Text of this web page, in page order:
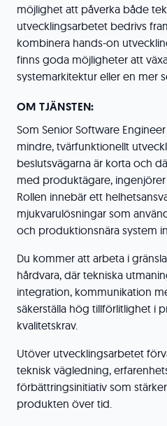
möjlighet att påverka både
utvecklingsarbetet bedrivs
kombinera hands-on
finns goda möjligheter att
systemarkitektur eller en mer
OM TJÄNSTEN:
Som Senior Software
mindre, tvärfunktionellt
beslutsvägarna är korta och
med produktägare,
Rollen innebär ett
mjukvarulösningar som
och produktionsnära system
Du kommer att arbeta i
hårdvara, där tekniska
integration, kommunikation
säkerställa hög tillförlitlighet i
kvalitetskrav.
Utöver utvecklingsarbetet
teknisk vägledning,
förbättringsinitiativ som
produkten över tid.